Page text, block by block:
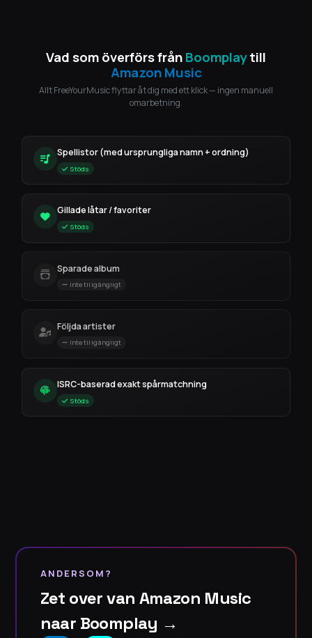
Vad som överförs frånBoomplaytill
Amazon Music
Allt FreeYourMusic flyttar åt dig med ett klick — ingen manuell
omarbetning.
Spellistor (med ursprungliga namn + ordning)
Stöds
Gillade låtar / favoriter
Stöds
Sparade album
Inte tillgängligt
Följda artister
Inte tillgängligt
ISRC-baserad exakt spårmatchning
Stöds
ANDERSOM?
Zet over van Amazon Music
naar Boomplay →